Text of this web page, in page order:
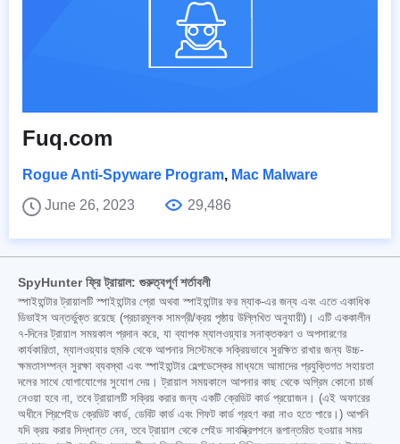
Fuq.com
Rogue Anti-Spyware Program, Mac Malware
June 26, 2023
29,486
SpyHunter ফ্রি ট্রায়াল: গুরুত্বপূর্ণ শর্তাবলী
স্পাইহান্টার ট্রায়ালটি স্পাইহান্টার প্রো অথবা স্পাইহান্টার ফর ম্যাক-এর জন্য এবং এতে একাধিক
ডিভাইস অন্তর্ভুক্ত রয়েছে (প্রচারমূলক সামগ্রী/ক্রয় পৃষ্ঠায় উল্লিখিত অনুযায়ী)। এটি এককালীন
৭-দিনের ট্রায়াল সময়কাল প্রদান করে, যা ব্যাপক ম্যালওয়্যার সনাক্তকরণ ও অপসারণের
কার্যকারিতা, ম্যালওয়্যার হুমকি থেকে আপনার সিস্টেমকে সক্রিয়ভাবে সুরক্ষিত রাখার জন্য উচ্চ-
ক্ষমতাসম্পন্ন সুরক্ষা ব্যবস্থা এবং স্পাইহান্টার হেল্পডেস্কের মাধ্যমে আমাদের প্রযুক্তিগত সহায়তা
দলের সাথে যোগাযোগের সুযোগ দেয়। ট্রায়াল সময়কালে আপনার কাছ থেকে অগ্রিম কোনো চার্জ
নেওয়া হবে না, তবে ট্রায়ালটি সক্রিয় করার জন্য একটি ক্রেডিট কার্ড প্রয়োজন। (এই অফারের
অধীনে প্রিপেইড ক্রেডিট কার্ড, ডেবিট কার্ড এবং গিফট কার্ড গ্রহণ করা নাও হতে পারে।) আপনি
যদি ক্রয় করার সিদ্ধান্ত নেন, তবে ট্রায়াল থেকে পেইড সাবস্ক্রিপশনে রূপান্তরিত হওয়ার সময়